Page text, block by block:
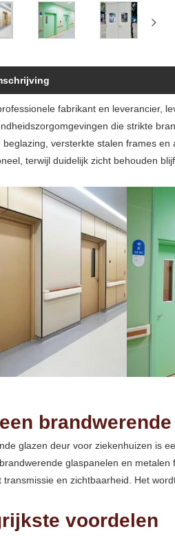
fabrikant en leverancier,
die strikte
beglazing, versterkte stalen frames
terwijl duidelijk zicht behouden
glazen deur voor ziekenhuizen is
glaspanelen en
transmissie en zichtbaarheid. Het
voordelen